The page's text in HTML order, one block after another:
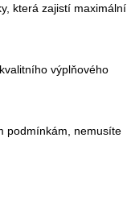
která zajistí maximální
výplňového
podmínkám, nemusíte